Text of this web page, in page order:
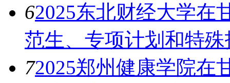
62025东北财经大学在
范生、专项计划和特殊
72025郑州健康学院在